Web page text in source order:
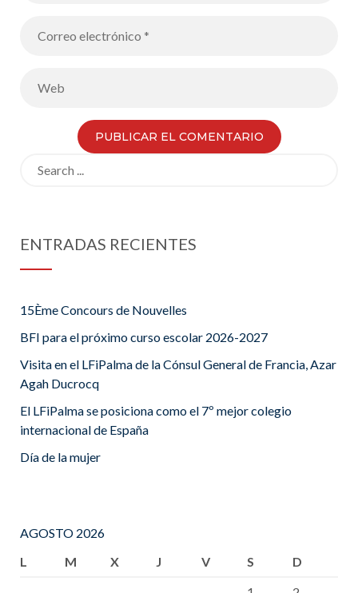
ENTRADAS RECIENTES
15Ème Concours de Nouvelles
BFI para el próximo curso escolar 2026-2027
Visita en el LFiPalma de la Cónsul General de Francia, Azar
Agah Ducrocq
El LFiPalma se posiciona como el 7º mejor colegio
internacional de España
Día de la mujer
AGOSTO 2026
L
M X J V S
D